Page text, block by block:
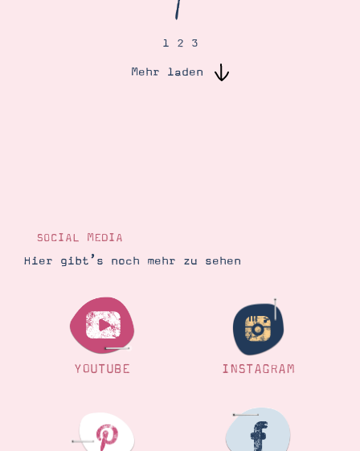
1 2 3
Mehr laden
SOCIAL MEDIA
Hier gibt’s noch mehr zu sehen
YOUTUBE INSTAGRAM